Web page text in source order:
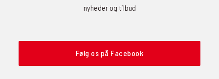
nyheder og tilbud
Følg os på Facebook